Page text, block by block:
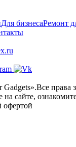
Для бизнесаРемонт
Gadgets».Все
сайте,
офертой